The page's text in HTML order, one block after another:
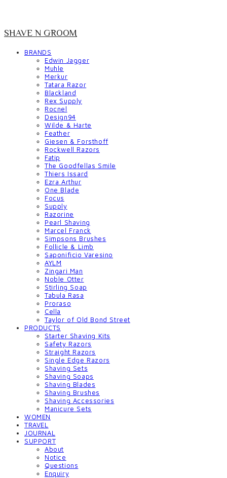
SHAVE N GROOM
BRANDS
Edwin Jagger
Muhle
Merkur
Tatara Razor
Blackland
Rex Supply
Rocnel
Design94
Wilde & Harte
Feather
Giesen & Forsthoff
Rockwell Razors
Fatip
The Goodfellas Smile
Thiers Issard
Ezra Arthur
One Blade
Focus
Supply
Razorine
Pearl Shaving
Marcel Franck
Simpsons Brushes
Follicle & Limb
Saponificio Varesino
AYLM
Zingari Man
Noble Otter
Stirling Soap
Tabula Rasa
Proraso
Cella
Taylor of Old Bond Street
PRODUCTS
Starter Shaving Kits
Safety Razors
Straight Razors
Single Edge Razors
Shaving Sets
Shaving Soaps
Shaving Blades
Shaving Brushes
Shaving Accessories
Manicure Sets
WOMEN
TRAVEL
JOURNAL
SUPPORT
About
Notice
Questions
Enquiry